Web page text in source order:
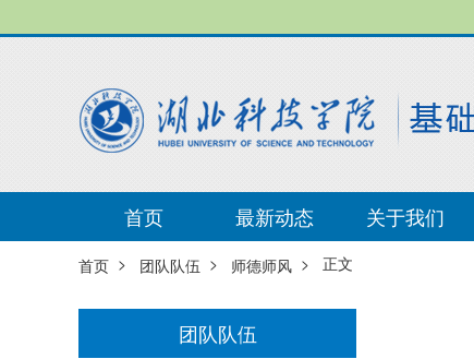
首页 最新动态 关于我们
首页 > 团队队伍 > 师德师风 > 正文
团队队伍